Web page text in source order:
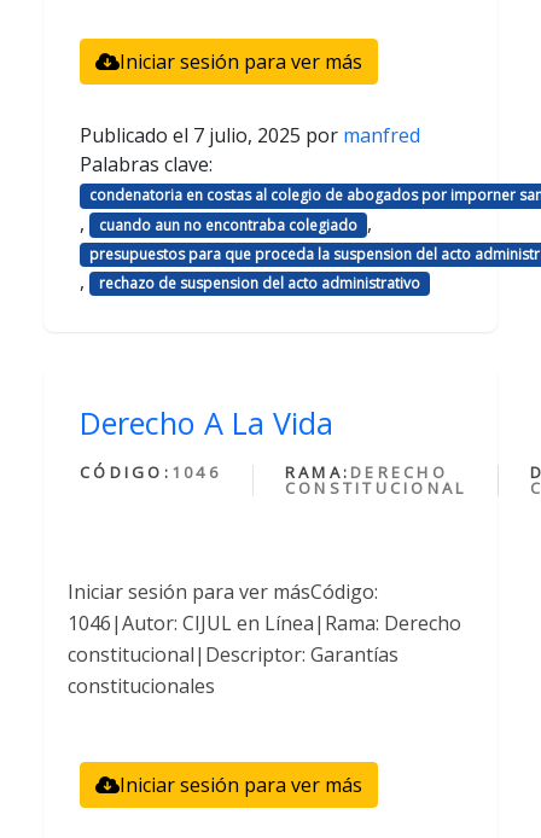
Iniciar sesión para ver más
Publicado el 7 julio, 2025 por manfred
Palabras clave:
condenatoria en costas al colegio de abogados por imporner
, cuando aun no encontraba colegiado ,
presupuestos para que proceda la suspension del acto
, rechazo de suspension del acto administrativo
Derecho A La Vida
CÓDIGO: 1046 RAMA: DERECHO
CONSTITUCIONAL
Iniciar sesión para ver másCódigo:
1046|Autor: CIJUL en Línea|Rama: Derecho
constitucional|Descriptor: Garantías
constitucionales
Iniciar sesión para ver más